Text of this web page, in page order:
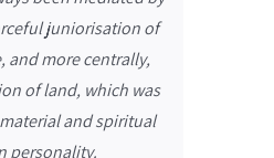
juniorisation of
and more centrally,
of land, which was
and spiritual
personality.